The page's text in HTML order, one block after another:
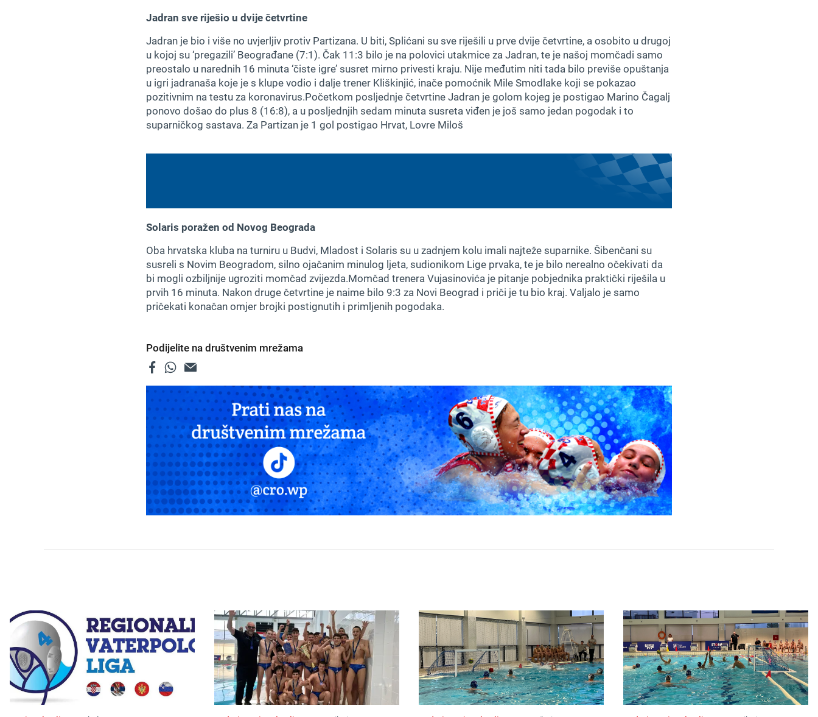
Jadran sve riješio u dvije četvrtine
Jadran je bio i više no uvjerljiv protiv Partizana. U biti, Splićani su sve riješili u prve dvije četvrtine, a osobito u drugoj
u kojoj su ‘pregazili’ Beograđane (7:1). Čak 11:3 bilo je na polovici utakmice za Jadran, te je našoj momčadi samo
preostalo u narednih 16 minuta ‘čiste igre’ susret mirno privesti kraju. Nije međutim niti tada bilo previše opuštanja
u igri jadranaša koje je s klupe vodio i dalje trener Kliškinjić, inače pomoćnik Mile Smodlake koji se pokazao
pozitivnim na testu za koronavirus.Početkom posljednje četvrtine Jadran je golom kojeg je postigao Marino Čagalj
ponovo došao do plus 8 (16:8), a u posljednjih sedam minuta susreta viđen je još samo jedan pogodak i to
suparničkog sastava. Za Partizan je 1 gol postigao Hrvat, Lovre Miloš
Solaris poražen od Novog Beograda
Oba hrvatska kluba na turniru u Budvi, Mladost i Solaris su u zadnjem kolu imali najteže suparnike. Šibenčani su
susreli s Novim Beogradom, silno ojačanim minulog ljeta, sudionikom Lige prvaka, te je bilo nerealno očekivati da
bi mogli ozbiljnije ugroziti momčad zvijezda.Momčad trenera Vujasinovića je pitanje pobjednika praktički riješila u
prvih 16 minuta. Nakon druge četvrtine je naime bilo 9:3 za Novi Beograd i priči je tu bio kraj. Valjalo je samo
pričekati konačan omjer brojki postignutih i primljenih pogodaka.
Podijelite na društvenim mrežama